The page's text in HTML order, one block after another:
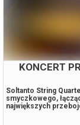
KONCERT
Soltanto String
smyczkowego,
największych